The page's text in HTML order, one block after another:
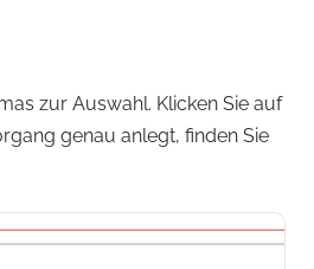
zur Auswahl. Klicken Sie auf
genau anlegt, finden Sie